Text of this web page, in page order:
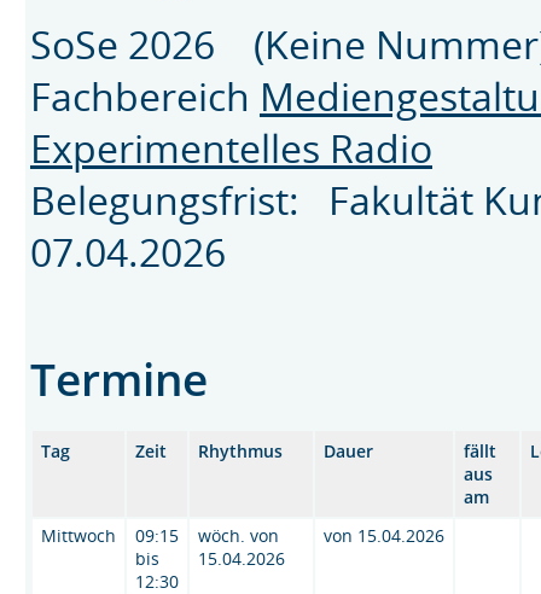
SoSe 2026 (Keine
Fachbereich
Experimentelles Radio
Belegungsfrist: Fakultät
07.04.2026
Termine
Tag Zeit Rhythmus Dauer
fällt
aus
am
Mittwoch
09:15
bis
12:30
wöch. von
15.04.2026
von 15.04.2026